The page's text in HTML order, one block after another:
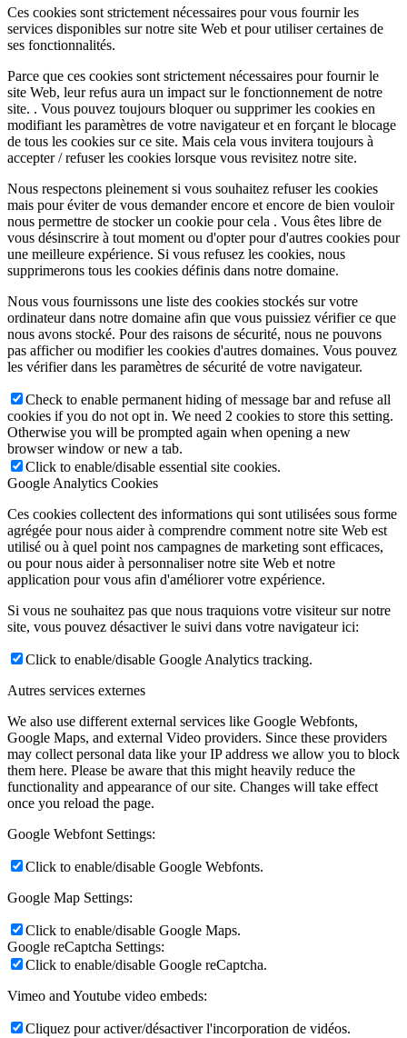
Ces cookies sont strictement nécessaires pour vous fournir les
services disponibles sur notre site Web et pour utiliser certaines de
ses fonctionnalités.
Parce que ces cookies sont strictement nécessaires pour fournir le
site Web, leur refus aura un impact sur le fonctionnement de notre
site. . Vous pouvez toujours bloquer ou supprimer les cookies en
modifiant les paramètres de votre navigateur et en forçant le blocage
de tous les cookies sur ce site. Mais cela vous invitera toujours à
accepter / refuser les cookies lorsque vous revisitez notre site.
Nous respectons pleinement si vous souhaitez refuser les cookies
mais pour éviter de vous demander encore et encore de bien vouloir
nous permettre de stocker un cookie pour cela . Vous êtes libre de
vous désinscrire à tout moment ou d'opter pour d'autres cookies pour
une meilleure expérience. Si vous refusez les cookies, nous
supprimerons tous les cookies définis dans notre domaine.
Nous vous fournissons une liste des cookies stockés sur votre
ordinateur dans notre domaine afin que vous puissiez vérifier ce que
nous avons stocké. Pour des raisons de sécurité, nous ne pouvons
pas afficher ou modifier les cookies d'autres domaines. Vous pouvez
les vérifier dans les paramètres de sécurité de votre navigateur.
Check to enable permanent hiding of message bar and refuse all
cookies if you do not opt in. We need 2 cookies to store this setting.
Otherwise you will be prompted again when opening a new
browser window or new a tab.
Click to enable/disable essential site cookies.
Google Analytics Cookies
Ces cookies collectent des informations qui sont utilisées sous forme
agrégée pour nous aider à comprendre comment notre site Web est
utilisé ou à quel point nos campagnes de marketing sont efficaces,
ou pour nous aider à personnaliser notre site Web et notre
application pour vous afin d'améliorer votre expérience.
Si vous ne souhaitez pas que nous traquions votre visiteur sur notre
site, vous pouvez désactiver le suivi dans votre navigateur ici:
Click to enable/disable Google Analytics tracking.
Autres services externes
We also use different external services like Google Webfonts,
Google Maps, and external Video providers. Since these providers
may collect personal data like your IP address we allow you to block
them here. Please be aware that this might heavily reduce the
functionality and appearance of our site. Changes will take effect
once you reload the page.
Google Webfont Settings:
Click to enable/disable Google Webfonts.
Google Map Settings:
Click to enable/disable Google Maps.
Google reCaptcha Settings:
Click to enable/disable Google reCaptcha.
Vimeo and Youtube video embeds:
Cliquez pour activer/désactiver l'incorporation de vidéos.